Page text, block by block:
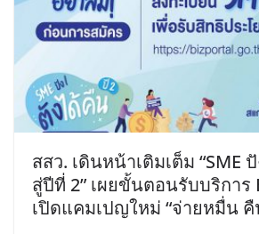
สสว. เดินหน้าเติมเต็ม “SME
สู่ปีที่ 2” เผยขั้นตอนรับบริการ
เปิดแคมเปญใหม่ “จ่ายหมื่น คื